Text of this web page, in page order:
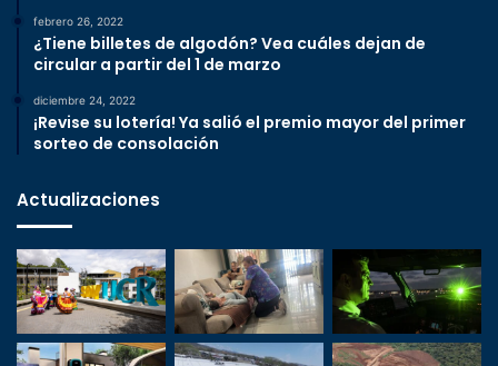
febrero 26, 2022
¿Tiene billetes de algodón? Vea cuáles dejan de
circular a partir del 1 de marzo
diciembre 24, 2022
¡Revise su lotería! Ya salió el premio mayor del primer
sorteo de consolación
Actualizaciones